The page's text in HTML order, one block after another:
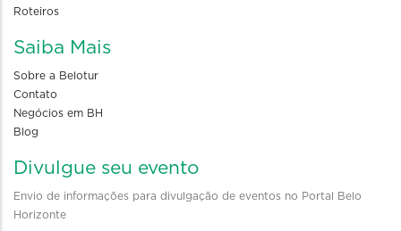
Roteiros
Saiba Mais
Sobre a Belotur
Contato
Negócios em BH
Blog
Divulgue seu evento
Envio de informações para divulgação de eventos no Portal Belo
Horizonte